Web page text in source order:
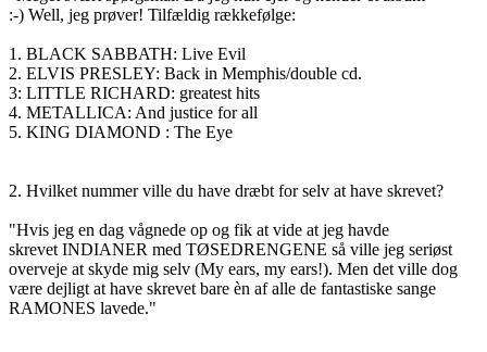
:-) Well, jeg prøver! Tilfældig rækkefølge:
1. BLACK SABBATH: Live Evil
2. ELVIS PRESLEY: Back in Memphis/double cd.
3: LITTLE RICHARD: greatest hits
4. METALLICA: And justice for all
5. KING DIAMOND : The Eye
2. Hvilket nummer ville du have dræbt for selv at have skrevet?
"Hvis jeg en dag vågnede op og fik at vide at jeg havde
skrevet INDIANER med TØSEDRENGENE så ville jeg seriøst
overveje at skyde mig selv (My ears, my ears!). Men det ville dog
være dejligt at have skrevet bare èn af alle de fantastiske sange
RAMONES lavede."